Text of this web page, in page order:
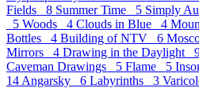
Fields 8 Summer Time 5 Simply
5 Woods 4 Clouds in Blue 4
Bottles 4 Building of NTV 6
Mirrors 4 Drawing in the Daylight
Caveman Drawings 5 Flame 5
14 Angarsky 6 Labyrinths 3